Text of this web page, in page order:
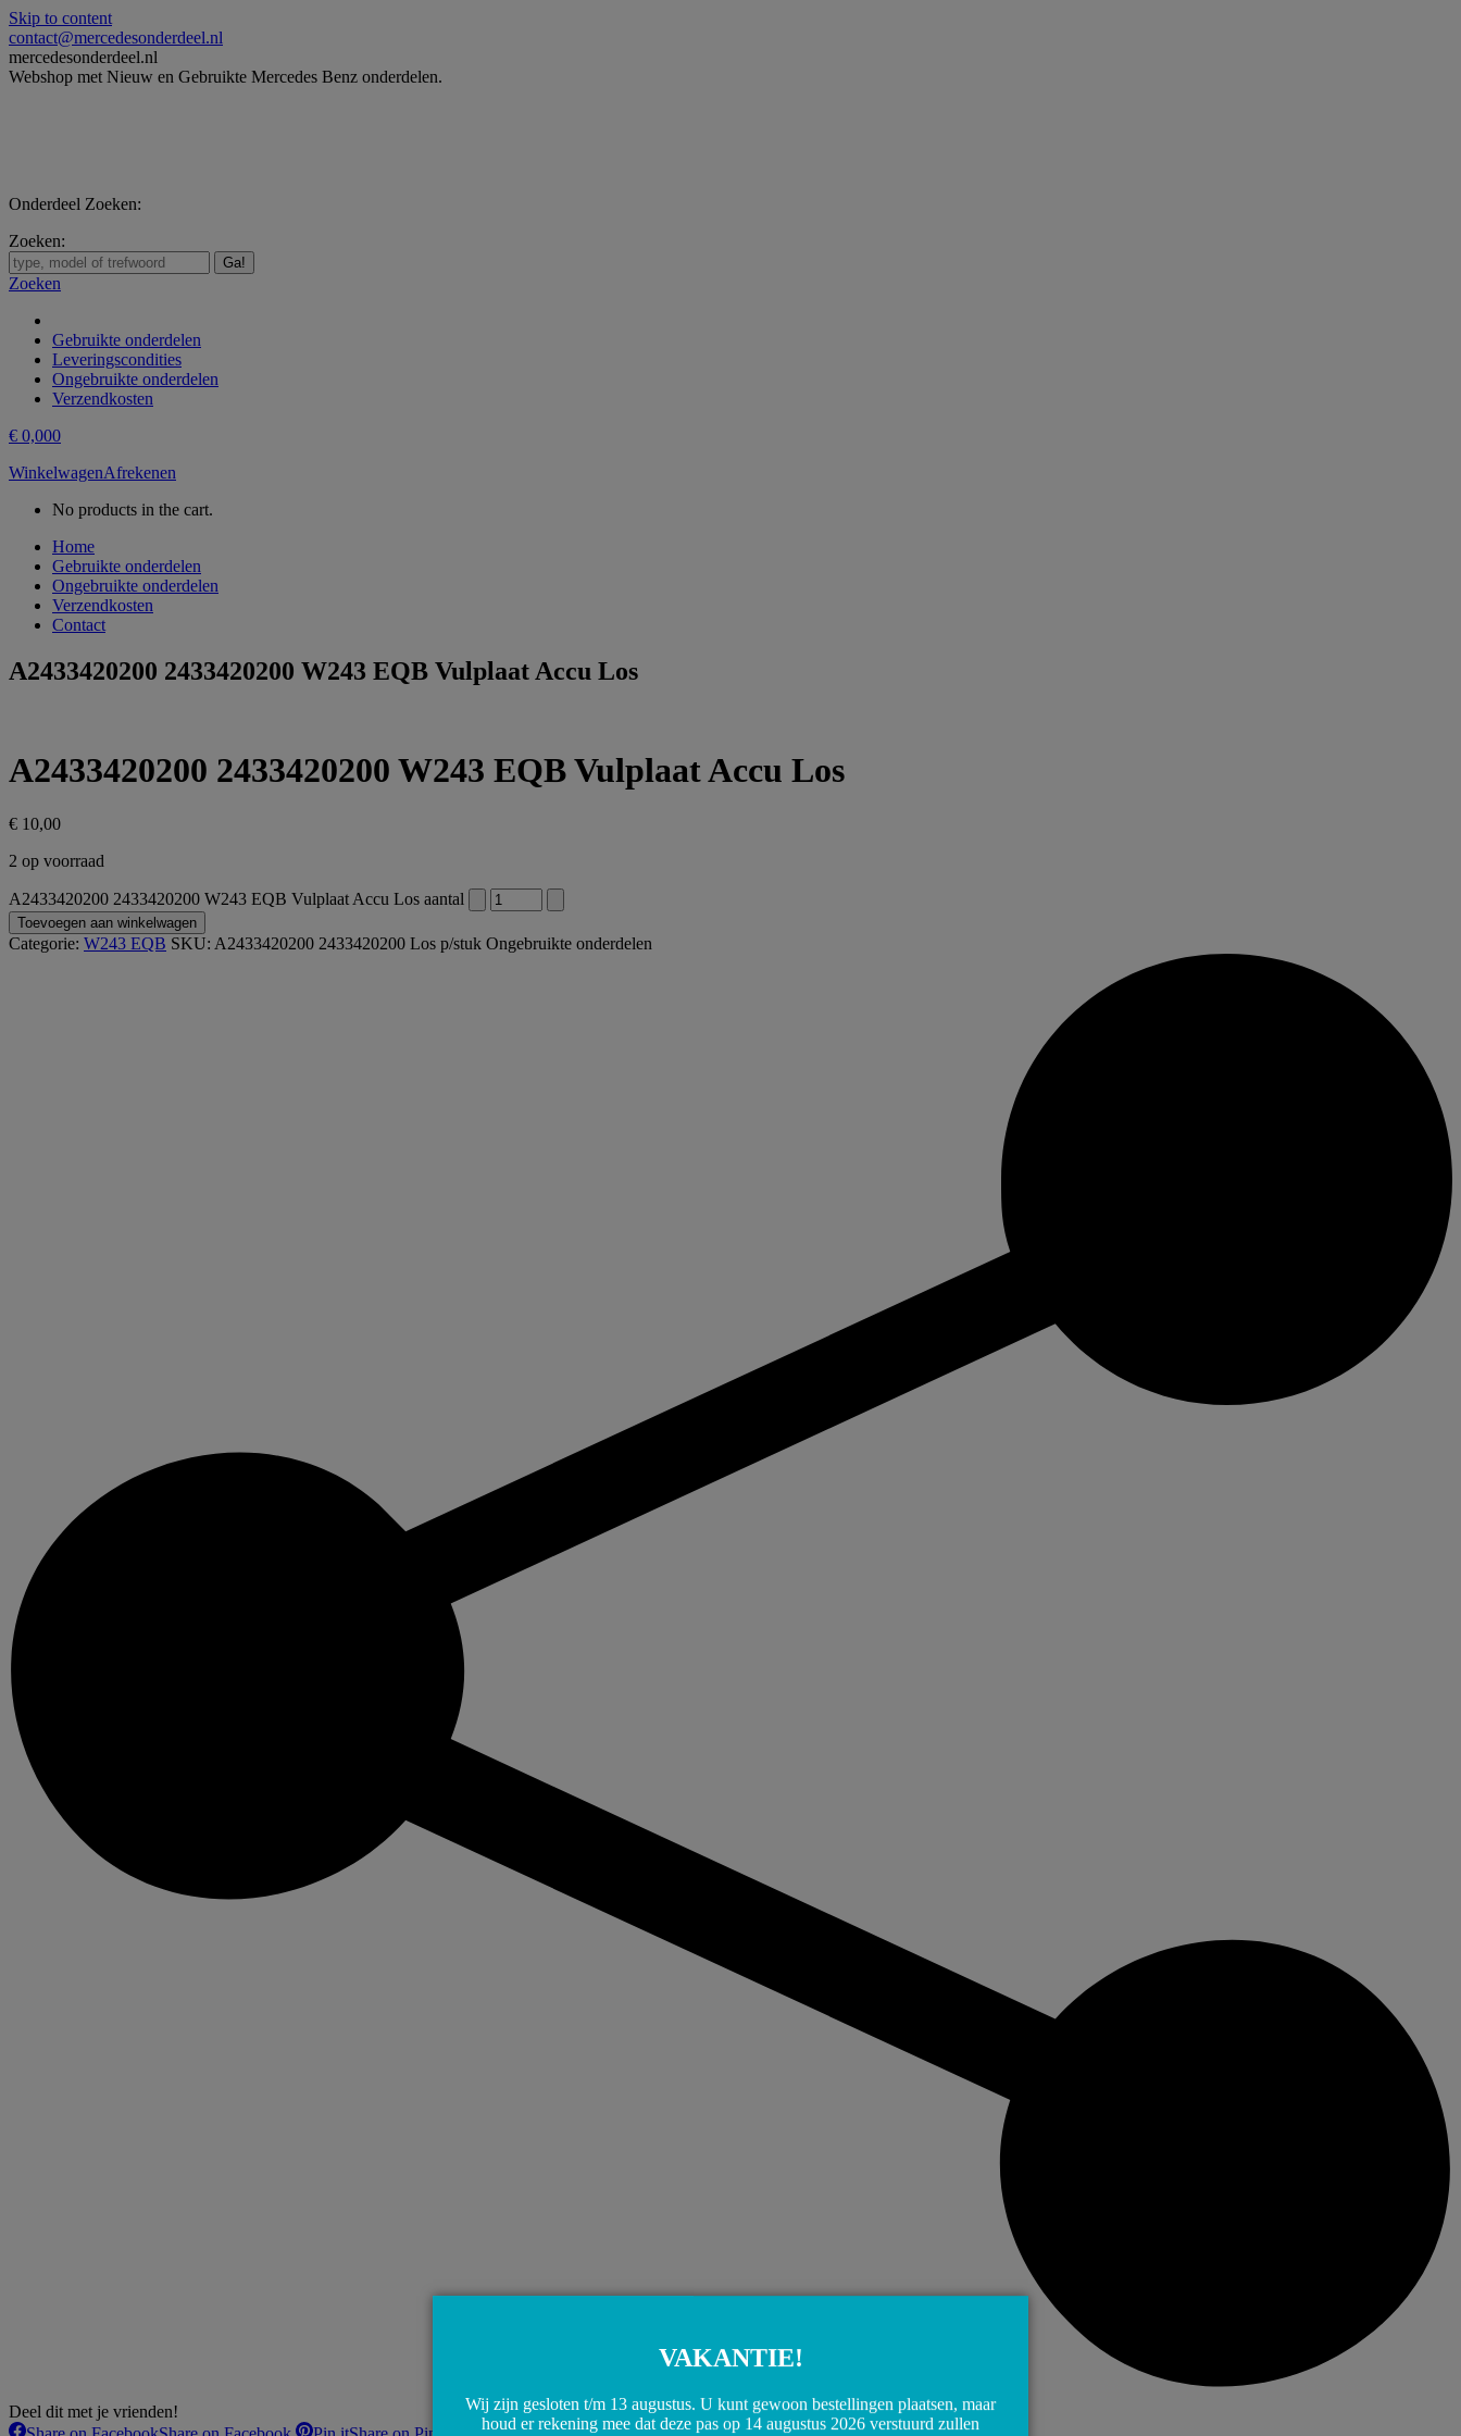
Skip to content
contact@mercedesonderdeel.nl
mercedesonderdeel.nl
Webshop met Nieuw en Gebruikte Mercedes Benz onderdelen.
Onderdeel Zoeken:
Zoeken:
Zoeken
Gebruikte onderdelen
Leveringscondities
Ongebruikte onderdelen
Verzendkosten
€ 0,000
WinkelwagenAfrekenen
No products in the cart.
Home
Gebruikte onderdelen
Ongebruikte onderdelen
Verzendkosten
Contact
A2433420200 2433420200 W243 EQB Vulplaat Accu Los
A2433420200 2433420200 W243 EQB Vulplaat Accu Los
€ 10,00
2 op voorraad
A2433420200 2433420200 W243 EQB Vulplaat Accu Los aantal
Toevoegen aan winkelwagen
Categorie: W243 EQB SKU: A2433420200 2433420200 Los p/stuk Ongebruikte onderdelen
Deel dit met je vrienden!
VAKANTIE!
Wij zijn gesloten t/m 13 augustus. U kunt gewoon bestellingen plaatsen, maar
houd er rekening mee dat deze pas op 14 augustus 2026 verstuurd zullen